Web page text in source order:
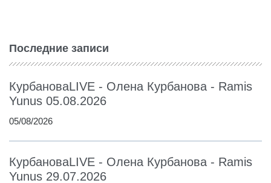
Последние записи
КурбановаLIVE - Олена Курбанова - Ramis
Yunus 05.08.2026
05/08/2026
КурбановаLIVE - Олена Курбанова - Ramis
Yunus 29.07.2026